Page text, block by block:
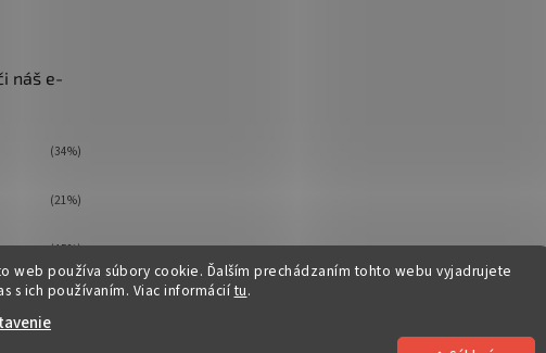
web používa súbory cookie. Ďalším prechádzaním tohto webu vyjadrujete
s ich používaním. Viac informáciítu.
náš e-
(34%)
(21%)
(45%)